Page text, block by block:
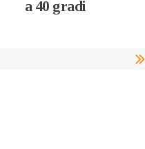
a 40 gradi